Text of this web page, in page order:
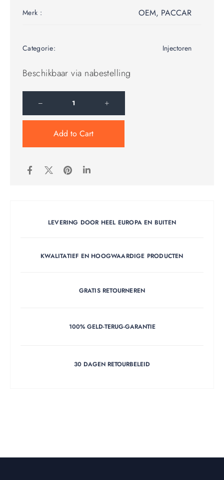
Merk : OEM, PACCAR
Categorie: Injectoren
Beschikbaar via nabestelling
Add to Cart
LEVERING DOOR HEEL EUROPA EN BUITEN
KWALITATIEF EN HOOGWAARDIGE PRODUCTEN
GRATIS RETOURNEREN
100% GELD-TERUG-GARANTIE
30 DAGEN RETOURBELEID